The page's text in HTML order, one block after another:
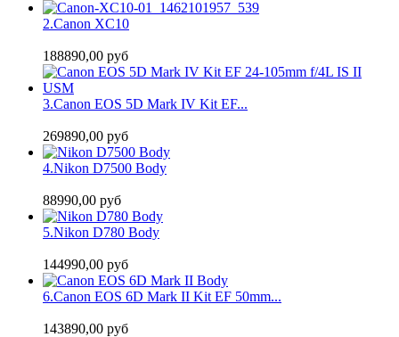
2.Canon XC10
188890,00 руб
3.Canon EOS 5D Mark IV Kit EF...
269890,00 руб
4.Nikon D7500 Body
88990,00 руб
5.Nikon D780 Body
144990,00 руб
6.Canon EOS 6D Mark II Kit EF 50mm...
143890,00 руб